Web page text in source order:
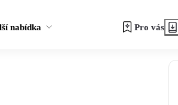
nabídka Pro vás